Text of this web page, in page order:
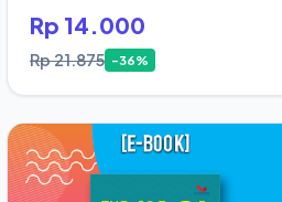
Rp 14.000
Rp 21.875 -36%